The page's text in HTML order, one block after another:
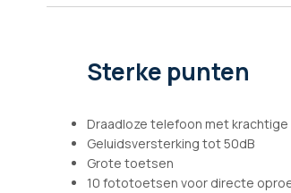
afbeeldingen-
Sterke punten
Draadloze telefoon met
Geluidsversterking tot 50dB
Grote toetsen
10 fototoetsen voor directe